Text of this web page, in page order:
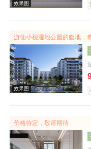
效果图
游仙小枧湿地公园的腹地，
价格待定，敬请期待